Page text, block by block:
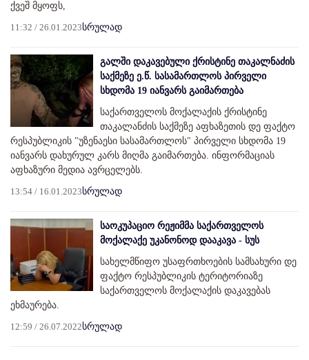
ქვეშ მყოფს,
11:32 / 26.01.2023სრულად
გალში დაკავებული ქრისტინე თაკალნაძის
საქმეზე ე.წ. სასამართლოს პირველი
სხდომა 19 იანვარს გაიმართება
საქართველოს მოქალაქის ქრისტინე
თაკალანძის საქმეზე აფხაზეთის დე ფაქტო
რესპუბლიკის "უზენაესი სასამართლოს" პირველი სხდომა 19
იანვარს დახურულ კარს მიღმა გაიმართება. ინფორმაციას
აფხაზური მედია ავრცელებს.
13:54 / 16.01.2023სრულად
საოკუპაციო რეჟიმმა საქართველოს
მოქალაქე უკანონოდ დააკავა - სუს
სახელმწიფო უსაფრთხოების სამსახური დე
ფაქტო რესპუბლიკის ტერიტორიაზე
საქართველოს მოქალაქის დაკავებას
ეხმაურება.
12:59 / 26.07.2022სრულად